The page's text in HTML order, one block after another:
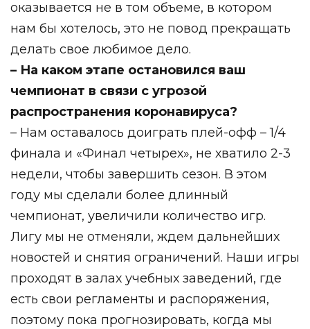
оказывается не в том объеме, в котором
нам бы хотелось, это не повод прекращать
делать свое любимое дело.
– На каком этапе остановился ваш
чемпионат в связи с угрозой
распространения коронавируса?
– Нам оставалось доиграть плей-офф – 1/4
финала и «Финал четырех», не хватило 2-3
недели, чтобы завершить сезон. В этом
году мы сделали более длинный
чемпионат, увеличили количество игр.
Лигу мы не отменяли, ждем дальнейших
новостей и снятия ограничений. Наши игры
проходят в залах учебных заведений, где
есть свои регламенты и распоряжения,
поэтому пока прогнозировать, когда мы